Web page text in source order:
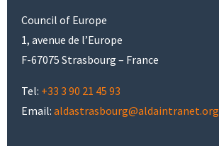
Council of Europe
1, avenue de l’Europe
F-67075 Strasbourg – France
Tel: +33 3 90 21 45 93
Email: aldastrasbourg@aldaintranet.org